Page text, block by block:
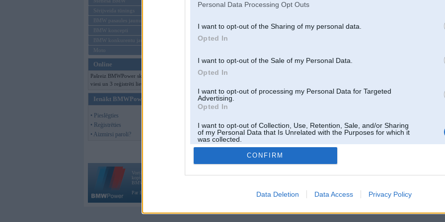
Personal Data Processing Opt Outs
I want to opt-out of the Sharing of my personal data.
Opted In
I want to opt-out of the Sale of my Personal Data.
Opted In
I want to opt-out of processing my Personal Data for Targeted
Advertising.
Opted In
I want to opt-out of Collection, Use, Retention, Sale, and/or Sharing
of my Personal Data that Is Unrelated with the Purposes for which it
was collected.
Opted Out
CONFIRM
Data Deletion Data Access Privacy Policy
Sērijveida tūnings
BMW pasaules jaunumi
BMW koncepti
BMW konkurentu jaunumi
Moto
Online
Pašreiz BMWPower skatās 114
viesi un 3 reģistrēti lietotāji.
Ienākt BMWPower
• Pieslēgties
• Reģistrēties
• Aizmirsi paroli?
Vortāls BMWPower.lv darbojas
kopš 2002. gada 14. maija. Tas nav auto klubs un nav saistīts ar
BMW AG.
Par BMWPower